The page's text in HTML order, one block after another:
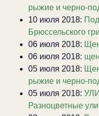
рыжие и черно-
10 июля 2018:
Брюссельского
06 июля 2018:
06 июля 2018:
05 июля 2018:
рыжие и черно-
05 июля 2018:
Разноцветные